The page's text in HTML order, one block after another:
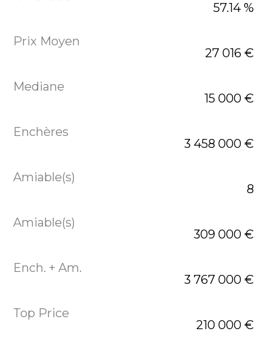
57.14 %
27 016 €
15 000 €
3 458 000 €
8
309 000 €
3 767 000 €
210 000 €